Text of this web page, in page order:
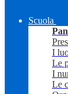
Scuola
I
Le
I
Le